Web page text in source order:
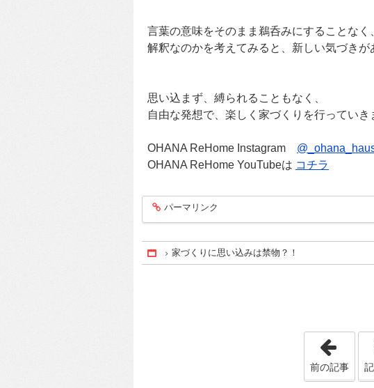
言葉の意味をそのまま鵜呑みにすることなく
解釈なのかを考えてみると、新しい気づきが
思い込まず、縛られることもなく、
自由な発想で、楽しく家づくりを行っていき
OHANA ReHome Instagram
OHANA ReHome YouTubeは コチラ
entry268
パーマリンク
Home
家づくりに思い込みは禁物？！
前の記事